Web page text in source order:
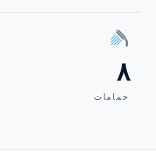
٨
حمامات